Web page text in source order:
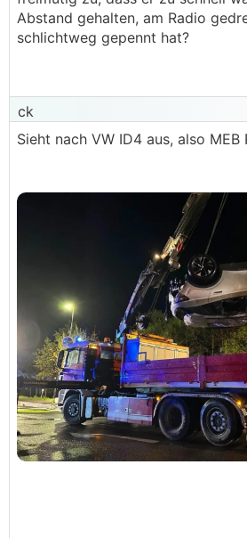
Abstand gehalten, am Radio
schlichtweg gepennt hat?
ck
Sieht nach VW ID4 aus, also